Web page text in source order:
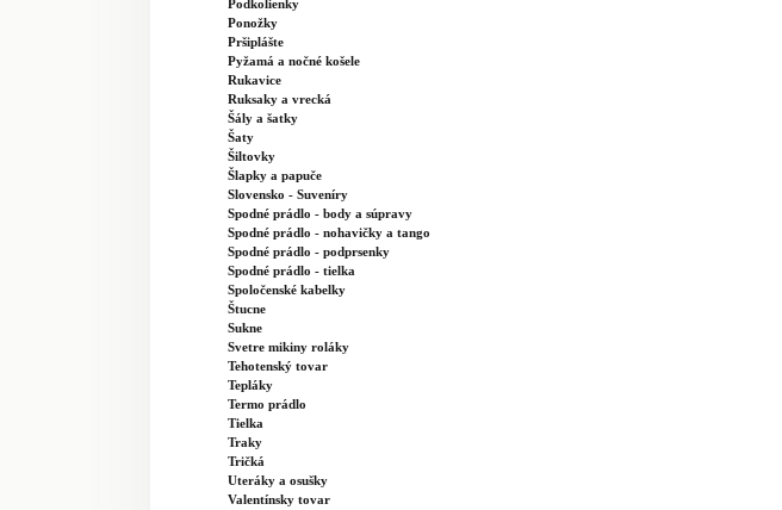
Podkolienky
Ponožky
Pršiplášte
Pyžamá a nočné košele
Rukavice
Ruksaky a vrecká
Šály a šatky
Šaty
Šiltovky
Šlapky a papuče
Slovensko - Suveníry
Spodné prádlo - body a súpravy
Spodné prádlo - nohavičky a tango
Spodné prádlo - podprsenky
Spodné prádlo - tielka
Spoločenské kabelky
Štucne
Sukne
Svetre mikiny roláky
Tehotenský tovar
Tepláky
Termo prádlo
Tielka
Traky
Tričká
Uteráky a osušky
Valentínsky tovar